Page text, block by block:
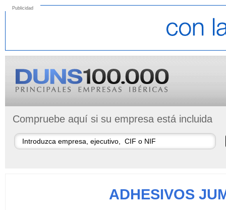
Publicidad
Compruebe aquí si su empresa está incluida
ADHESIVOS